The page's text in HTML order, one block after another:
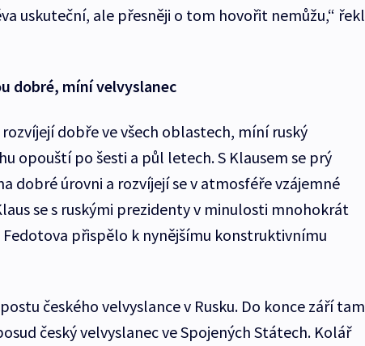
uskuteční, ale přesněji o tom hovořit nemůžu,“ řekl
dobré, míní velvyslanec
dobře ve všech oblastech, míní ruský
opouští po šesti a půl letech. S Klausem se prý
dobré úrovni a rozvíjejí se v atmosféře vzájemné
se s ruskými prezidenty v minulosti mnohokrát
přispělo k nynějšímu konstruktivnímu
českého velvyslance v Rusku. Do konce září tam
český velvyslanec ve Spojených Státech. Kolář